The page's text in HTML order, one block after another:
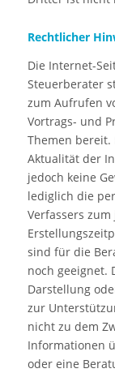
Rechtlicher
Die Internet-
Steuerberater
zum Aufrufen
Vortrags- und
Themen bereit.
Aktualität der
jedoch keine
lediglich die
Verfassers
sind für die
noch geeignet.
Darstellung
zur
nicht zu dem
Informationen
oder eine